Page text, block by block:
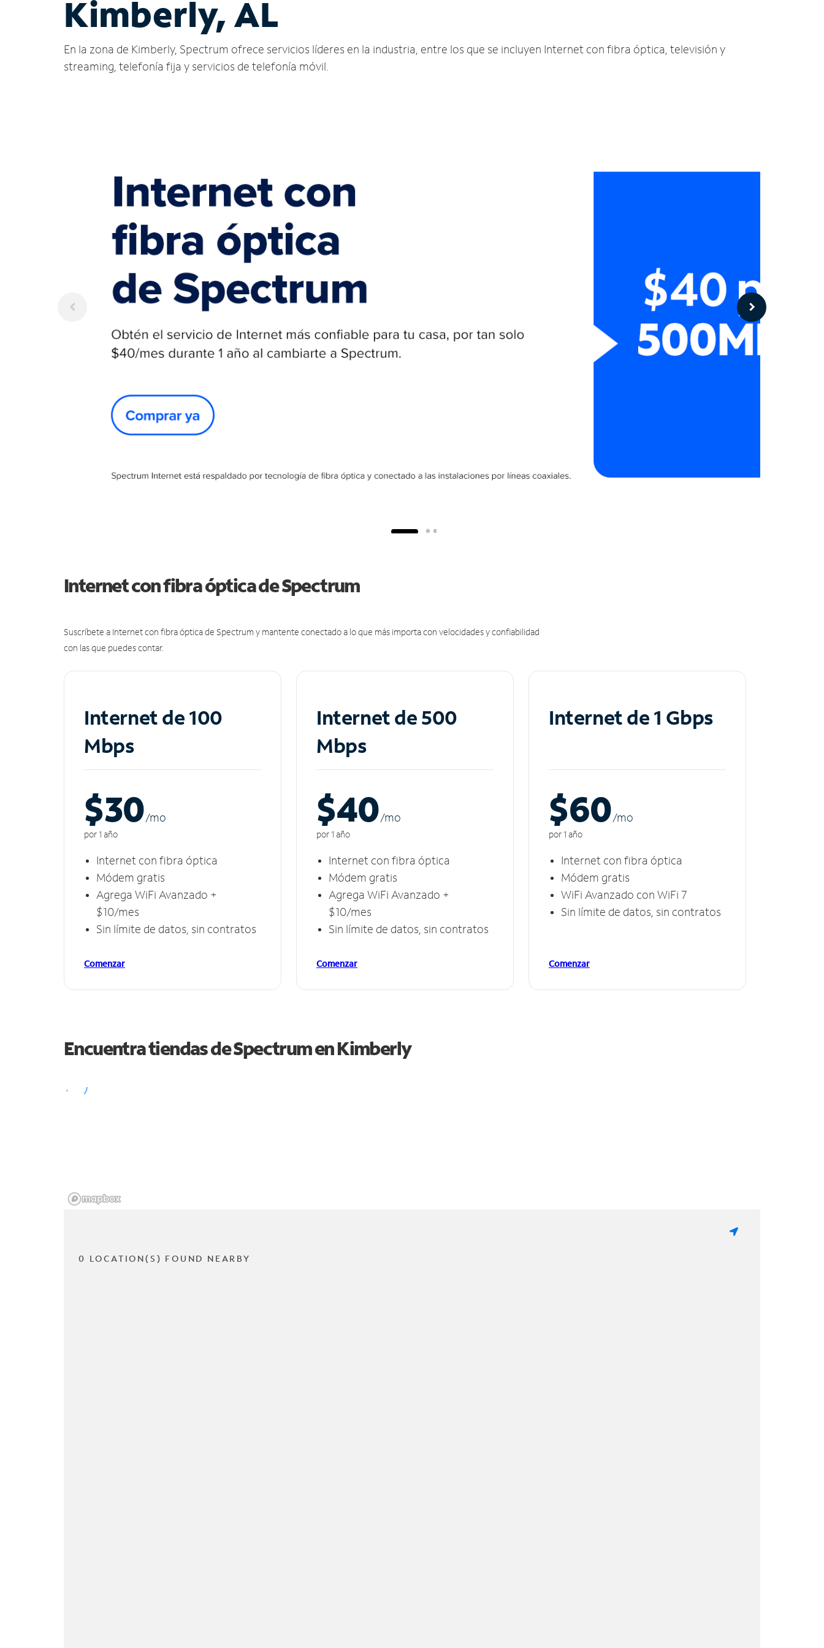
Kimberly, AL
En la zona de Kimberly, Spectrum ofrece servicios líderes en la industria, entre los que se incluyen Internet con fibra óptica, televisión y
streaming, telefonía fija y servicios de telefonía móvil.
Internet con fibra óptica de Spectrum
Suscríbete a Internet con fibra óptica de Spectrum y mantente conectado a lo que más importa con velocidades y confiabilidad
con las que puedes contar.
Internet de 100
Mbps
$30/mo
por 1 año
Internet con fibra óptica
Módem gratis
Agrega WiFi Avanzado +
$10/mes
Sin límite de datos, sin contratos
Comenzar
Internet de 500
Mbps
$40/mo
por 1 año
Internet con fibra óptica
Módem gratis
Agrega WiFi Avanzado +
$10/mes
Sin límite de datos, sin contratos
Comenzar
Internet de 1 Gbps
$60/mo
por 1 año
Internet con fibra óptica
Módem gratis
WiFi Avanzado con WiFi 7
Sin límite de datos, sin contratos
Comenzar
Encuentra tiendas de Spectrum enKimberly
0 LOCATION(S) FOUND NEARBY